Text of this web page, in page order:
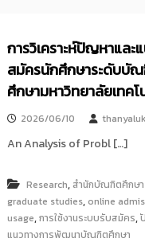
e
a
r
c
R
p
o
s
ท
ค
โ
น
ล
ร
ม
ง
ค
ล
การวิเคราะห์ปัญหาแล
สมัครนักศึกษาระดับบั
ศึกษามหาวิทยาลัยเทค
2026/06/10 thanyaluk
An Analysis of Probl […]
Research, สำนักบัณฑิตศึกษา
graduate studies, online
usage,การใช้งานระบบรับสมัคร,
แนวทางการพัฒนาบัณฑิตศึกษา